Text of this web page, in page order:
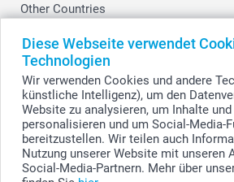
Diese Webseite verwendet
Technologien
Wir verwenden Cookies und andere
künstliche Intelligenz), um den
Website zu analysieren, um Inhalte und
personalisieren und um Social-Media-
bereitzustellen. Wir teilen auch
Nutzung unserer Website mit unseren
Social-Media-Partnern. Mehr über
Other Countries
© smartphoto Group. Alle Rechte
Alle Preise verstehen sich in EURO (€) inkl.